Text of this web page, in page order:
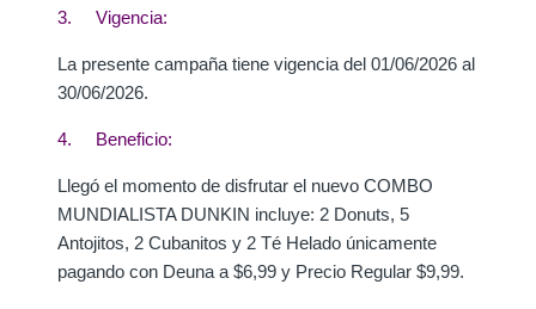
3. Vigencia:
La presente campaña tiene vigencia del 01/06/2026 al
30/06/2026.
4. Beneficio:
Llegó el momento de disfrutar el nuevo COMBO
MUNDIALISTA DUNKIN incluye: 2 Donuts, 5
Antojitos, 2 Cubanitos y 2 Té Helado únicamente
pagando con Deuna a $6,99 y Precio Regular $9,99.